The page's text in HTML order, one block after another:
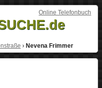
Online Telefonbuch
› Nevena Frimmer